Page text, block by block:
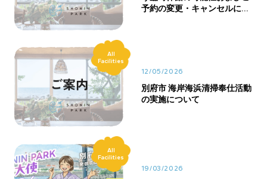
予約の変更・キャンセルにつ
All
Facilities
12/05/2026
別府市 海岸海浜清掃奉仕活動
の実施について
All
Facilities
19/03/2026